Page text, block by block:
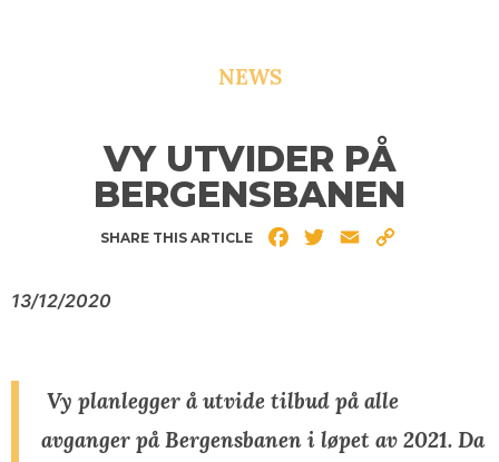
NEWS
VY UTVIDER PÅ
BERGENSBANEN
SHARE THIS ARTICLE FacebookTwitterEmail
13/12/2020
Vy planlegger å utvide tilbud på alle
avganger på Bergensbanen i løpet av 2021. Da